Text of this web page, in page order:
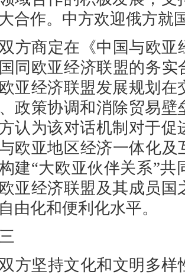
合作。中方欢迎俄方就
方商定在《中国与欧亚
同欧亚经济联盟的务实
亚经济联盟发展规划
政策协调和消除贸易
认为该对话机制对于
欧亚地区经济一体化及
建“大欧亚伙伴关系”
亚经济联盟及其成员
由化和便利化水平。
三
方坚持文化和文明多样